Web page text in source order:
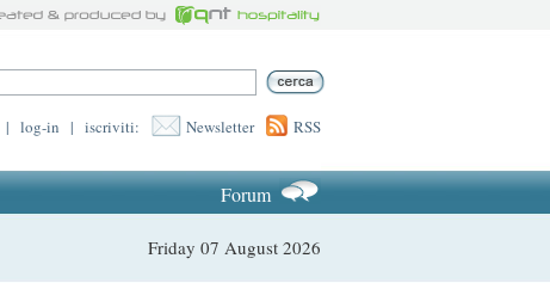
| log-in | iscriviti: Newsletter RSS
Forum
Friday 07 August 2026